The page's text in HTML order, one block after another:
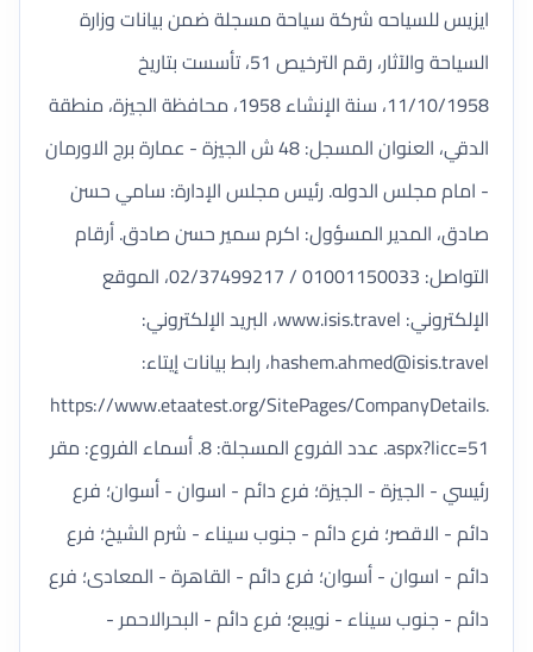
ايزيس للسياحه شركة سياحة مسجلة ضمن بيانات وزارة
السياحة والآثار، رقم الترخيص 51، تأسست بتاريخ
11/10/1958، سنة الإنشاء 1958، محافظة الجيزة، منطقة
الدقي، العنوان المسجل: 48 ش الجيزة - عمارة برج الاورمان
- امام مجلس الدوله. رئيس مجلس الإدارة: سامي حسن
صادق، المدير المسؤول: اكرم سمير حسن صادق. أرقام
التواصل: 01001150033 / 02/37499217، الموقع
الإلكتروني: www.isis.travel، البريد الإلكتروني:
hashem.ahmed@isis.travel، رابط بيانات إيتاء:
https://www.etaatest.org/SitePages/CompanyDetails.
aspx?licc=51. عدد الفروع المسجلة: 8. أسماء الفروع: مقر
رئيسي - الجيزة - الجيزة؛ فرع دائم - اسوان - أسوان؛ فرع
دائم - الاقصر؛ فرع دائم - جنوب سيناء - شرم الشيخ؛ فرع
دائم - اسوان - أسوان؛ فرع دائم - القاهرة - المعادى؛ فرع
دائم - جنوب سيناء - نويبع؛ فرع دائم - البحرالاحمر -